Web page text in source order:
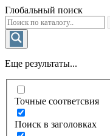
Глобальный поиск
Еще результаты...
Точные соответсвия
Поиск в заголовках